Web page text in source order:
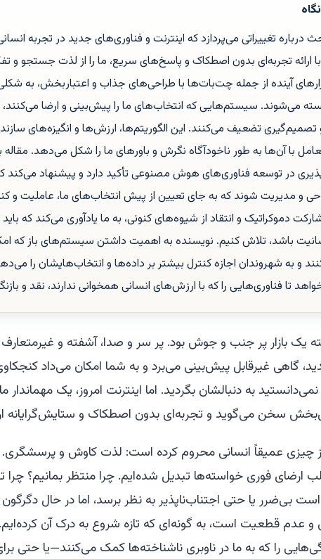
درباره تغییراتی می‌پردازد که اینترنت و فناوری‌های جدید در تجربه
با ارائه تجربه‌ای بدون اصطکاک و پاسخ‌های سریع، ما را از لذت جستجو
آینده از جمله چت‌بات‌ها با طراحی‌های جذاب و اعتباربخش، به
می‌شوند. سیستم‌هایی که انتخاب‌های ما را پیش‌بینی و ارضا می‌کنند،
تصمیم‌گیری تضعیف می‌کنند. این الگوریتم‌ها، ارزش‌ها و انگیزه‌های
با آن‌ها به طور ناخودآگاه نگرش و باورهای ما را شکل می‌دهد.
در توسعه فناوری‌های هوش مصنوعی تأکید دارد و پیشنهاد می‌کند
و مدیریت شوند که به جای تعیین از پیش انتخاب‌های ما، عاملیت و
دموکراتیک و انتقاد از شیوه‌های کنونی، به ما یادآوری می‌کند که باید
باشد، تلاش کنیم. نویسنده به اهمیت داشتن سیستم‌های باز که
و به شهروندان اجازه کنترل بیشتر بر داده‌ها و انتخاب‌هایشان را
تا فناوری‌هایی را که با ارز‌ش‌های انسانی همخوانی ندارند، نقد و
یک بازار پر جنب و جوش بود. پر سر و صدا، آشفته و
گاهی غیرقابل پیش‌بینی می‌برد و به شما امکان می‌داد
به دنبالشان بگردید. اما اینترنت امروز، یک مهماندار
سخن می‌گوید و تجربه‌ای بدون اصطکاک و ستایش‌گرایانه
از چیزی عمیقاً انسانی محروم کرده است: لذت کاوش و پرسشگری.
ارضای فوری خواسته‌ها تبدیل شده‌ایم. چرا منتظر بمانیم؟ چرا
بی‌ضرر یا حتی اجتناب‌ناپذیر به نظر برسد، اما در حال دگرگون
عدم قطعیت است، به گونه‌ای که تازه شروع به درک آن کرده‌ایم.
را که به ما در ناوبری ناشناخته‌ها کمک می‌کنند—یا حتی